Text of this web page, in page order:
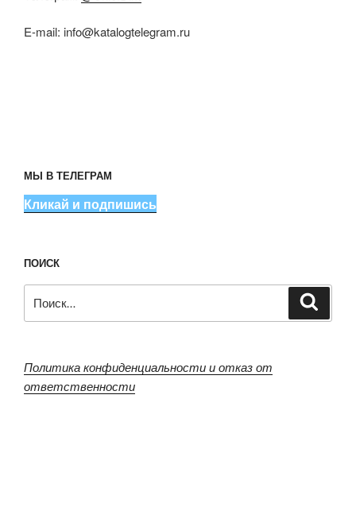
E-mail: info@katalogtelegram.ru
МЫ В ТЕЛЕГРАМ
Кликай и подпишись
ПОИСК
Политика конфиденциальности и отказ от
ответственности